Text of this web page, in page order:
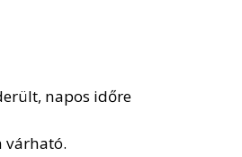
napos időre
várható.